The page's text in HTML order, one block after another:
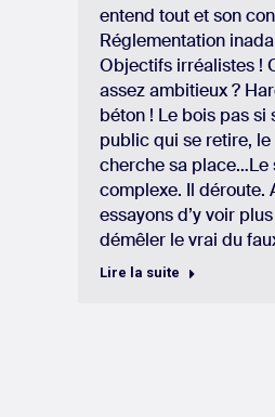
entend tout et son
Réglementation
Objectifs irréalistes !
assez ambitieux ?
béton ! Le bois pas si
public qui se retire,
cherche sa place…Le
complexe. Il déroute.
essayons d’y voir
démêler le vrai du
Lire la suite